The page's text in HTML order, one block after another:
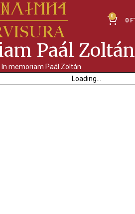
0
0
Paál Zoltán
In memoriam Paál Zoltán
Loading...